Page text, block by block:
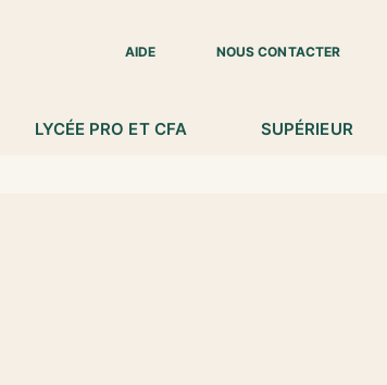
AIDE
NOUS CONTACTER
LYCÉE PRO ET CFA SUPÉRIEUR